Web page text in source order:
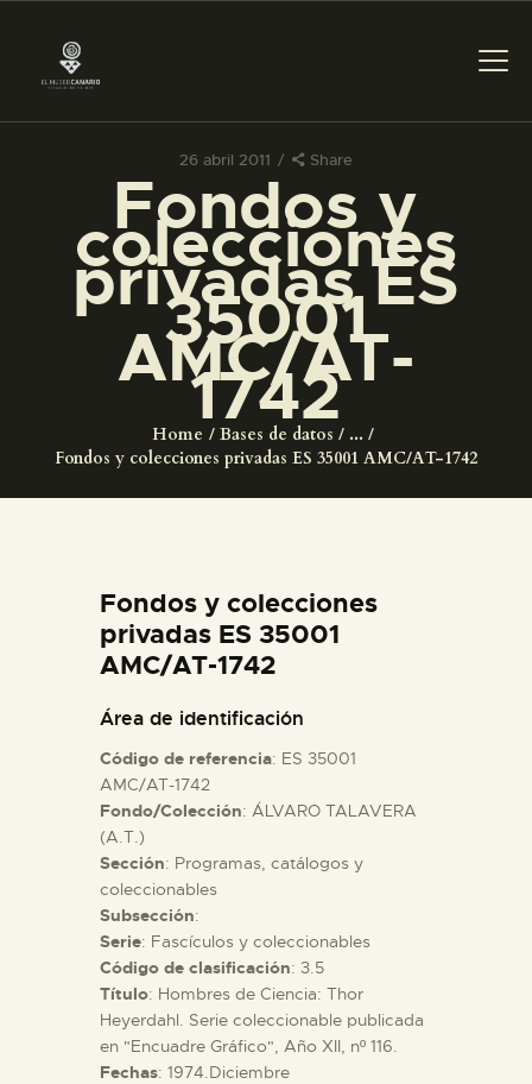
26 abril 2011 Share
Fondos y
colecciones
privadas ES
35001
AMC/AT-
1742
Home Bases de datos
...
Fondos y colecciones privadas ES 35001 AMC/AT-1742
PREPARAR LA VISITA
ACTIVIDADES
EL MUSEO
ESPAÑOL
ACTIVIDADES
█
EL MUSEO
COLECCIONES
DIDÁCTICA
Fondos y colecciones
privadas ES 35001
AMC/AT-1742
Área de identificación
Código de referencia: ES 35001
AMC/AT-1742
Fondo/Colección: ÁLVARO TALAVERA
(A.T.)
Sección: Programas, catálogos y
coleccionables
Subsección:
Serie: Fascículos y coleccionables
Código de clasificación: 3.5
Título: Hombres de Ciencia: Thor
Heyerdahl. Serie coleccionable publicada
en "Encuadre Gráfico", Año XII, nº 116.
Fechas: 1974.Diciembre